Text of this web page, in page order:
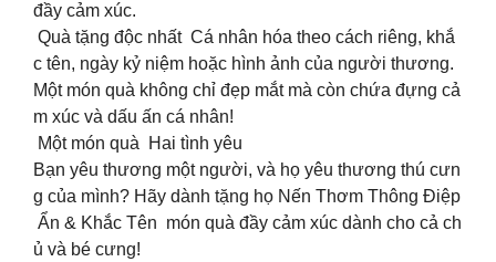
đầy cảm xúc.
Quà tặng độc nhất Cá nhân hóa theo cách riêng, khắ
c tên, ngày kỷ niệm hoặc hình ảnh của người thương.
Một món quà không chỉ đẹp mắt mà còn chứa đựng cả
m xúc và dấu ấn cá nhân!
Một món quà Hai tình yêu
Bạn yêu thương một người, và họ yêu thương thú cưn
g của mình? Hãy dành tặng họ Nến Thơm Thông Điệp
Ẩn & Khắc Tên món quà đầy cảm xúc dành cho cả ch
ủ và bé cưng!